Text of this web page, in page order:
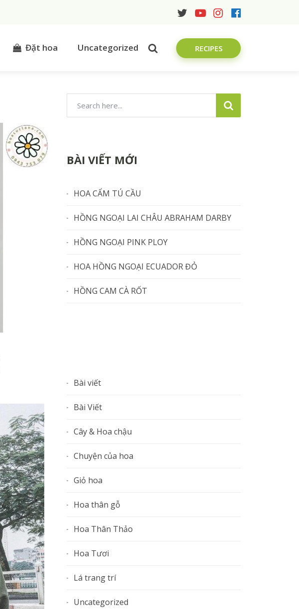
RECIPES
Đặt hoa Uncategorized
BÀI VIẾT MỚI
HOA CẨM TÚ CẦU
HỒNG NGOẠI LAI CHÂU ABRAHAM DARBY
HỒNG NGOẠI PINK PLOY
HOA HỒNG NGOẠI ECUADOR ĐỎ
HỒNG CAM CÀ RỐT
Bài viết
Bài Viết
Cây & Hoa chậu
Chuyện của hoa
Giỏ hoa
Hoa thân gỗ
Hoa Thân Thảo
Hoa Tươi
Lá trang trí
Uncategorized